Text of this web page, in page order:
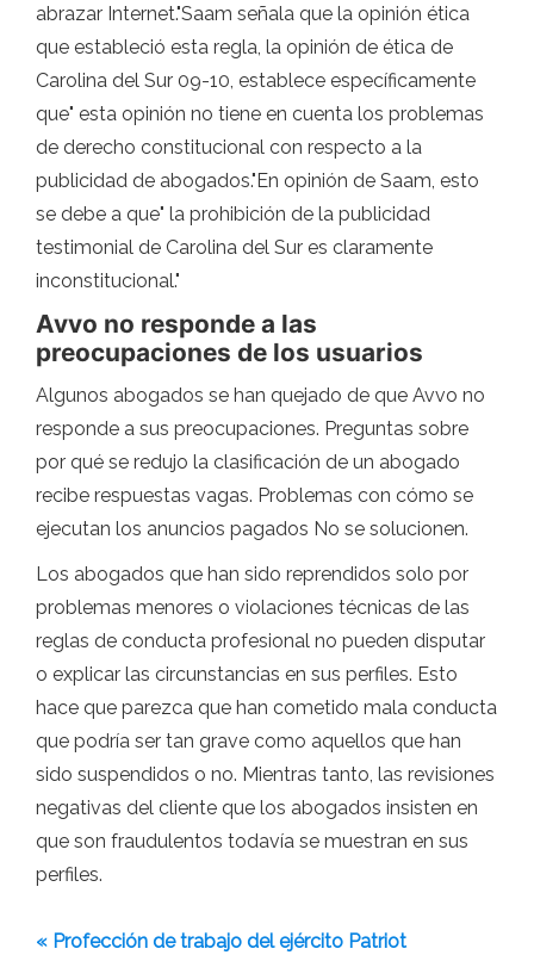
abrazar Internet."Saam señala que la opinión ética
que estableció esta regla, la opinión de ética de
Carolina del Sur 09-10, establece específicamente
que" esta opinión no tiene en cuenta los problemas
de derecho constitucional con respecto a la
publicidad de abogados."En opinión de Saam, esto
se debe a que" la prohibición de la publicidad
testimonial de Carolina del Sur es claramente
inconstitucional."
Avvo no responde a las
preocupaciones de los usuarios
Algunos abogados se han quejado de que Avvo no
responde a sus preocupaciones. Preguntas sobre
por qué se redujo la clasificación de un abogado
recibe respuestas vagas. Problemas con cómo se
ejecutan los anuncios pagados No se solucionen.
Los abogados que han sido reprendidos solo por
problemas menores o violaciones técnicas de las
reglas de conducta profesional no pueden disputar
o explicar las circunstancias en sus perfiles. Esto
hace que parezca que han cometido mala conducta
que podría ser tan grave como aquellos que han
sido suspendidos o no. Mientras tanto, las revisiones
negativas del cliente que los abogados insisten en
que son fraudulentos todavía se muestran en sus
perfiles.
« Profección de trabajo del ejército Patriot